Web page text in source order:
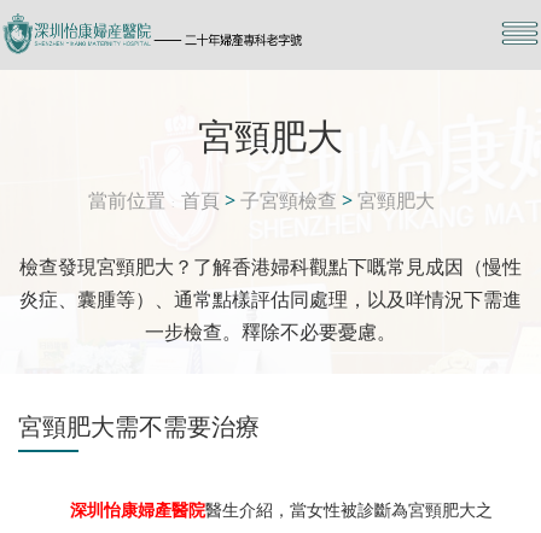
宮頸肥大
當前位置 首頁 >子宮頸檢查 >宮頸肥大
檢查發現宮頸肥大？了解香港婦科觀點下嘅常見成因（慢性
炎症、囊腫等）、通常點樣評估同處理，以及咩情況下需進
一步檢查。釋除不必要憂慮。
宮頸肥大需不需要治療
深圳怡康婦產醫院醫生介紹，當女性被診斷為宮頸肥大之